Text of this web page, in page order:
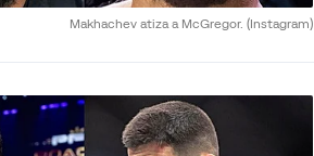
Makhachev atiza a McGregor. (Instagram)